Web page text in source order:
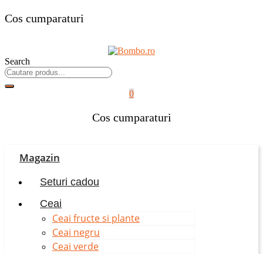
Cos cumparaturi
Search
0
Cos cumparaturi
Magazin
Seturi cadou
Ceai
Ceai fructe si plante
Ceai negru
Ceai verde